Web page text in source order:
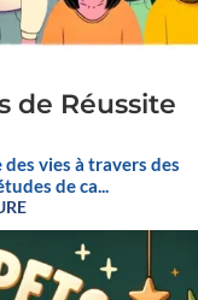
de Réussite
vies à travers des
de ca...